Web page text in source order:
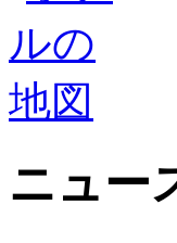
ニュー